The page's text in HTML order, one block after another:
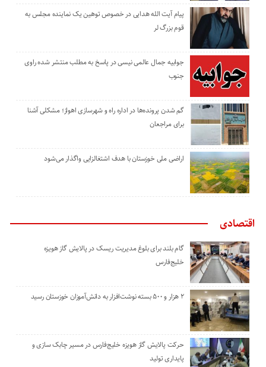
پیام آیت الله هدایی در خصوص توهین یک نماینده مجلس به
قوم بزرگ لر
جوابیه جمال عالمی نیسی در پاسخ به مطلب منتشر شده راوی
جنوب
گم شدن پرونده‌ها در اداره راه و شهرسازی اهواز؛ مشکلی آشنا
برای مراجعان
اراضی ملی خوزستان با هدف اشتغالزایی واگذار می‌شود
اقتصادی
گام بلند برای بلوغ مدیریت ریسک در پالایش گاز هویزه
خلیج‌فارس
۲ هزار و ۵۰۰ بسته نوشت‌افزار به دانش‌آموزان خوزستان رسید
حرکت پالایش گاز هویزه خلیج‌فارس در مسیر چابک سازی و
پایداری تولید